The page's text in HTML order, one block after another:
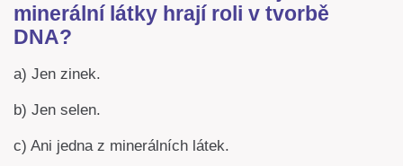
minerální látky hrají roli v tvorbě
DNA?
a) Jen zinek.
b) Jen selen.
c) Ani jedna z minerálních látek.